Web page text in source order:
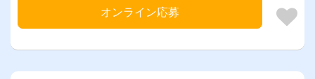
オンライン応募